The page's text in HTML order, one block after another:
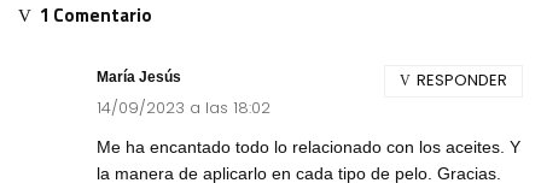
1 Comentario
María Jesús
14/09/2023 a las 18:02
Me ha encantado todo lo relacionado con los aceites. Y
la manera de aplicarlo en cada tipo de pelo. Gracias.
RESPONDER